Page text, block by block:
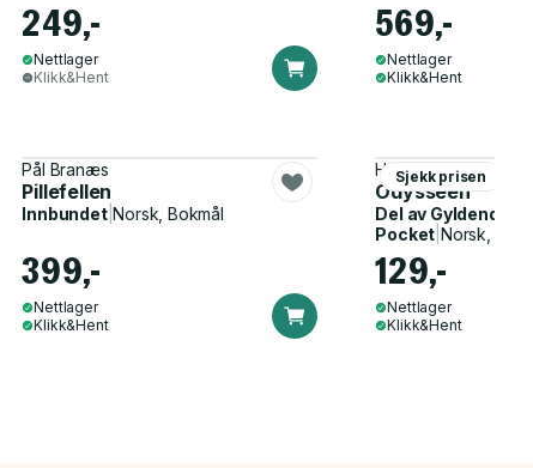
249,-
Nettlager
Klikk&Hent
569,-
Nettlager
Klikk&Hent
Pål Branæs
Pillefellen
Innbundet|Norsk, Bokmål
399,-
Nettlager
Klikk&Hent
Sjekk prisen
Homer, John
Odysseen
Del av Gyldendal
Pocket |Norsk,
129,-
Nettlager
Klikk&Hent